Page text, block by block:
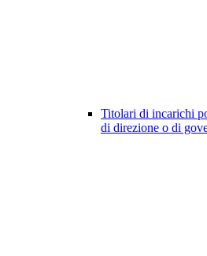
Titolari di incarichi
di direzione o di